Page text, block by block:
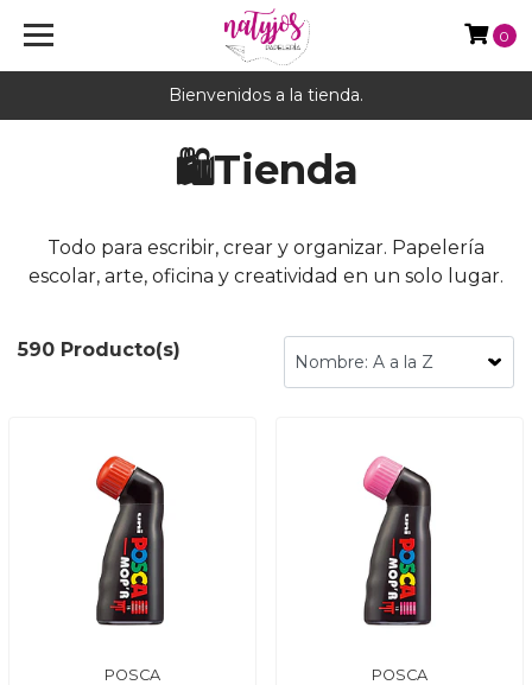
Bienvenidos a la tienda.
0
🛍️Tienda
Todo para escribir, crear y organizar. Papelería
escolar, arte, oficina y creatividad en un solo lugar.
590 Producto(s)
POSCA POSCA